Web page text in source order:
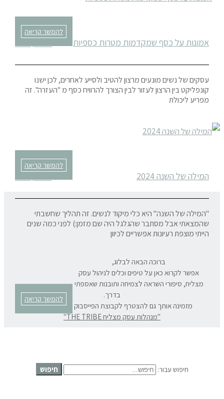
להמשך קריאה
אמונות על כסף שמקדמות מטרות כספיות
עסקים של נשים מונעים מרצון להטיב ולסייע לאחרים, לכן ישנו
קונפליקט בין הרצון לעזור לבין הצורך להרוויח כסף מ "העזרה". זה
מפריע ליכולת
להמשך קריאה
המילה של השנה 2024
"המילה של השנה" היא כלי מיקוד לנשים. זה תהליך שחשבתי
שהמצאתי אבל מסתבר שהגלגל היה שם מזמן:) לפני כמה שנים
הייתי מוצפת רעיונות אפשריים לכיוון
להמשך קריאה
ברוכה הבאה לבלוג,
אפשר לקרוא כאן על טיפים וכלים לניהול עסק
מצליח, סיפורי השראה לצמיחה ותובנות שאספתי
בדרך.
מזמינה אותך גם להצטרף לקבוצת הפייסבוק המרתקת שלנו:
"מנהלות עסק מצליח THE TRIBE"
חיפוש עבור: חיפוש